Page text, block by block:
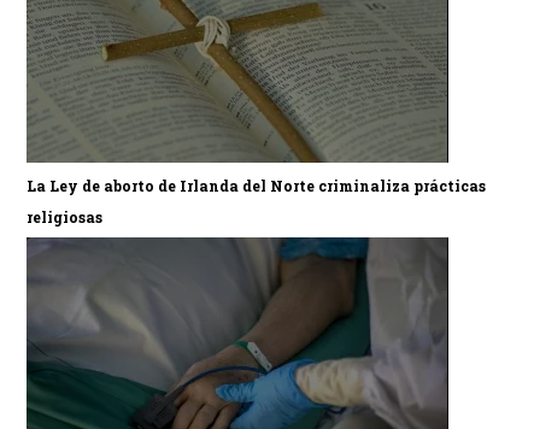
La Ley de aborto de Irlanda del Norte criminaliza prácticas
religiosas